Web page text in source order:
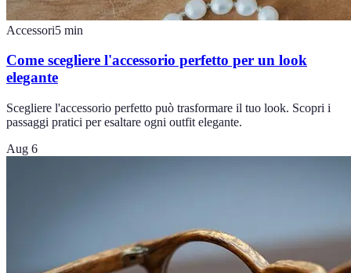
Accessori5 min
Come scegliere l'accessorio perfetto per un look
elegante
Scegliere l'accessorio perfetto può trasformare il tuo look. Scopri i
passaggi pratici per esaltare ogni outfit elegante.
Aug 6